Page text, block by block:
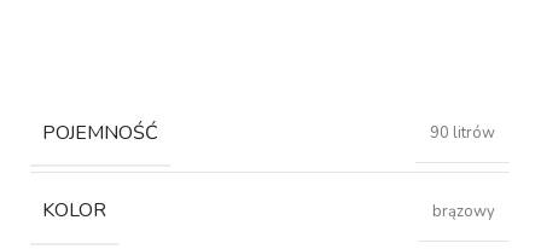
POJEMNOŚĆ 90 litrów
KOLOR brązowy